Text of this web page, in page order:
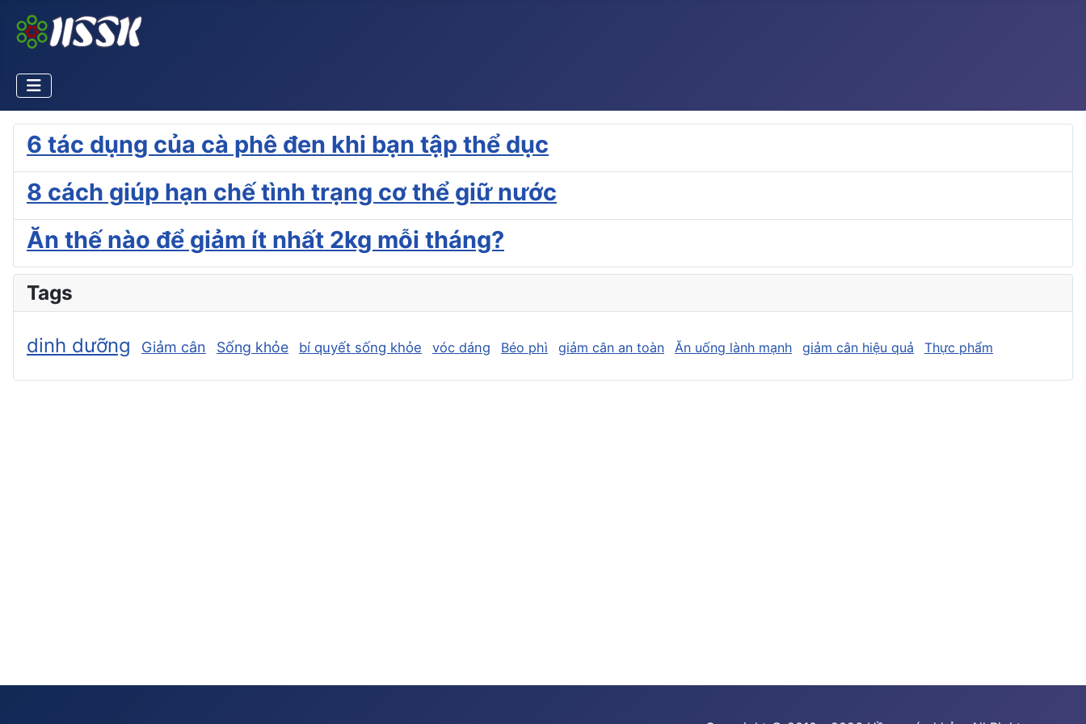
6 tác dụng của cà phê đen khi bạn tập thể dục
8 cách giúp hạn chế tình trạng cơ thể giữ nước
Ăn thế nào để giảm ít nhất 2kg mỗi tháng?
Tags
dinh dưỡng Giảm cân Sống khỏe bí quyết sống khỏe vóc dáng Béo phì giảm cân an toàn Ăn uống lành mạnh giảm cân hiệu quả Thực phẩm